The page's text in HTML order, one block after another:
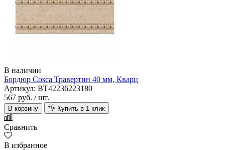
В наличии
Бордюр Cosca Травертин 40 мм, Кварц
Артикул: BT42236223180
567 руб. / шт.
В корзину Купить в 1 клик
Сравнить
В избранное